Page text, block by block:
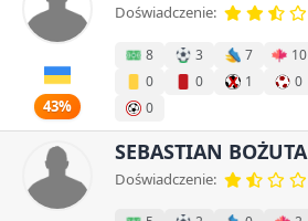
43%
Doświadczenie:
8 3 7 10
0
0 1 0
0
SEBASTIAN BOŻUTA
Doświadczenie: